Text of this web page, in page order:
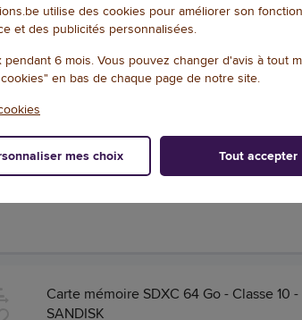
Lecteur universel de cartes mémoires -
Carte mémoire SDXC 64 Go - Classe 10 -
SANDISK
utilise des cookies pour améliorer son
et des publicités personnalisées.
6 mois. Vous pouvez changer d'avis à tout
en bas de chaque page de notre site.
mes choix Tout accepter